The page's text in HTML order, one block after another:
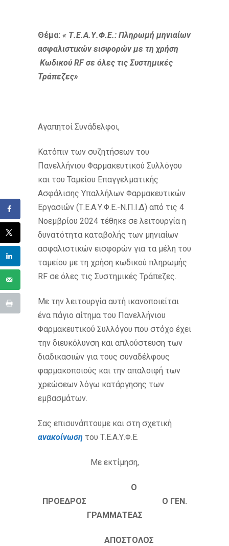
Θέμα: « Τ.Ε.Α.Υ.Φ.Ε.: Πληρωμή μηνιαίων
ασφαλιστικών εισφορών με τη χρήση
Κωδικού RF σε όλες τις Συστημικές
Τράπεζες»
Αγαπητοί Συνάδελφοι,
Κατόπιν των συζητήσεων του
Πανελλήνιου Φαρμακευτικού Συλλόγου
και του Ταμείου Επαγγελματικής
Ασφάλισης Υπαλλήλων Φαρμακευτικών
Εργασιών (Τ.Ε.Α.Υ.Φ.Ε.-Ν.Π.Ι.Δ) από τις 4
Νοεμβρίου 2024 τέθηκε σε λειτουργία η
δυνατότητα καταβολής των μηνιαίων
ασφαλιστικών εισφορών για τα μέλη του
ταμείου με τη χρήση κωδικού πληρωμής
RF σε όλες τις Συστημικές Τράπεζες.
Με την λειτουργία αυτή ικανοποιείται
ένα πάγιο αίτημα του Πανελλήνιου
Φαρμακευτικού Συλλόγου που στόχο έχει
την διευκόλυνση και απλούστευση των
διαδικασιών για τους συναδέλφους
φαρμακοποιούς και την απαλοιφή των
χρεώσεων λόγω κατάργησης των
εμβασμάτων.
Σας επισυνάπτουμε και στη σχετική
ανακοίνωση του Τ.Ε.Α.Υ.Φ.Ε.
Με εκτίμηση,
Ο
ΠΡΟΕΔΡΟΣ Ο ΓΕΝ.
ΓΡΑΜΜΑΤΕΑΣ
ΑΠΟΣΤΟΛΟΣ